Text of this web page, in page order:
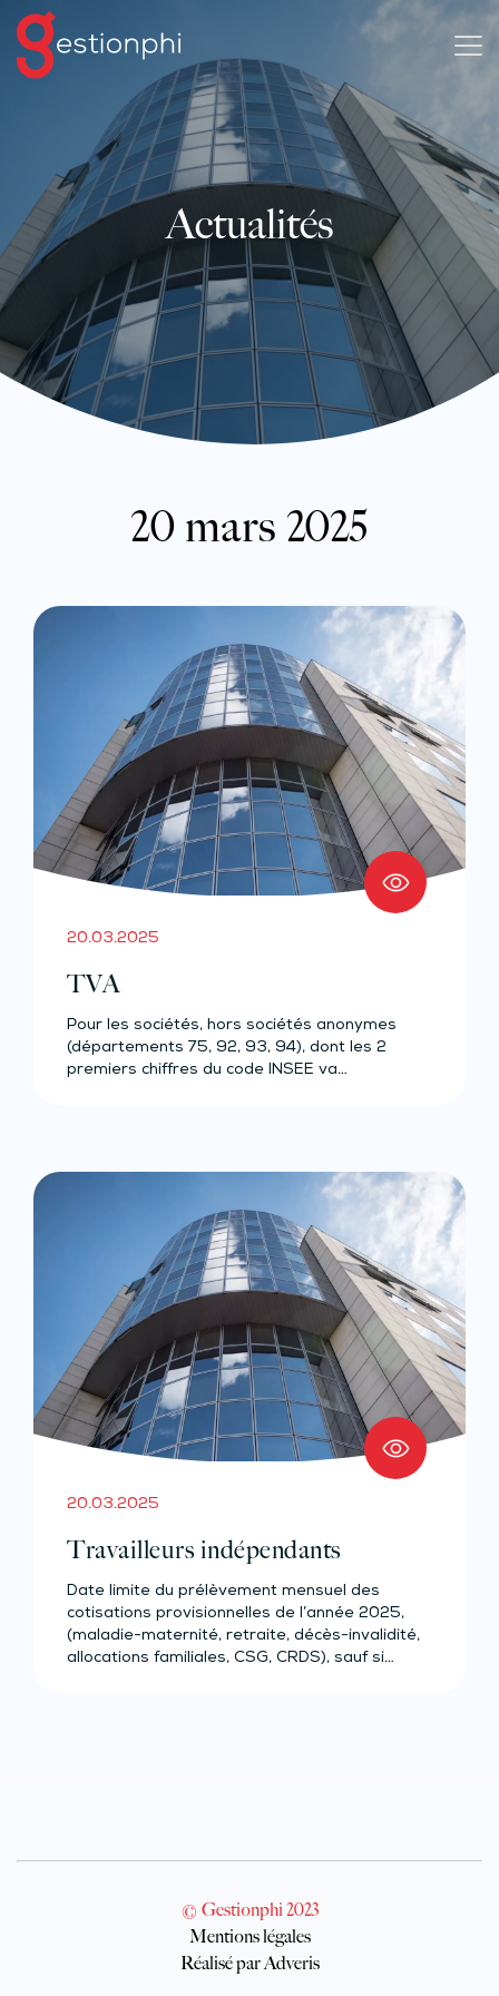
Actualités
20 mars 2025
20.03.2025
TVA
Pour les sociétés, hors sociétés anonymes
(départements 75, 92, 93, 94), dont les 2
premiers chiffres du code INSEE va…
20.03.2025
Travailleurs indépendants
Date limite du prélèvement mensuel des
cotisations provisionnelles de l’année 2025,
(maladie-maternité, retraite, décès-invalidité,
allocations familiales, CSG, CRDS), sauf si…
© Gestionphi 2023
Mentions légales
Réalisé par Adveris